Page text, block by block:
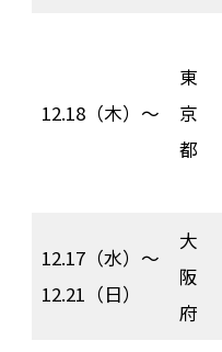
12.18（木）〜
東
京
都
12.17（水）〜
12.21（日）
大
阪
府